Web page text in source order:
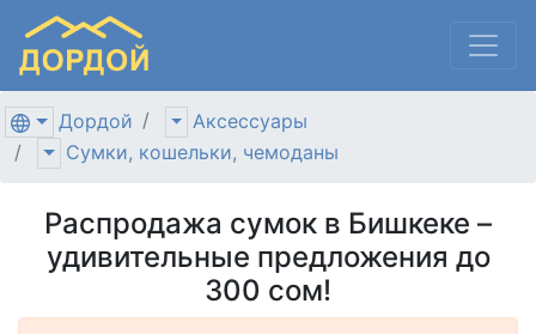
Дордой
Аксессуары
Сумки, кошельки, чемоданы
Распродажа сумок в Бишкеке –
удивительные предложения до
300 сом!